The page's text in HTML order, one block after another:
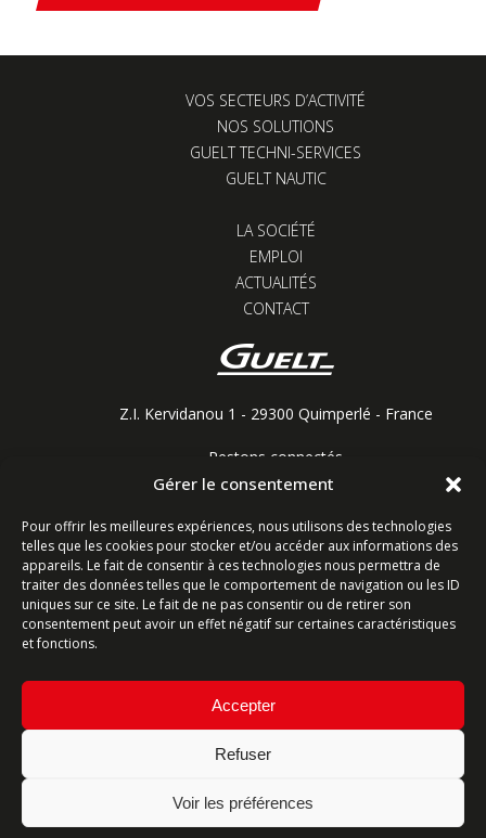
Gérer le consentement
Pour offrir les meilleures expériences, nous utilisons des technologies
telles que les cookies pour stocker et/ou accéder aux informations des
appareils. Le fait de consentir à ces technologies nous permettra de
traiter des données telles que le comportement de navigation ou les ID
uniques sur ce site. Le fait de ne pas consentir ou de retirer son
consentement peut avoir un effet négatif sur certaines caractéristiques
et fonctions.
Accepter
Refuser
Voir les préférences
VOS SECTEURS D’ACTIVITÉ
NOS SOLUTIONS
GUELT TECHNI-SERVICES
GUELT NAUTIC
LA SOCIÉTÉ
EMPLOI
ACTUALITÉS
CONTACT
Z.I. Kervidanou 1 - 29300 Quimperlé - France
Restons connectés
Contactez-nous
Ligne commerciale : +33 (0)2 98 96 20 20
Lundi-Vendredi 8h-12h & 13h15-17h15 | Samedi 8h-
12h
Service Après-Vente : +33 (0)2 98 96 06 04